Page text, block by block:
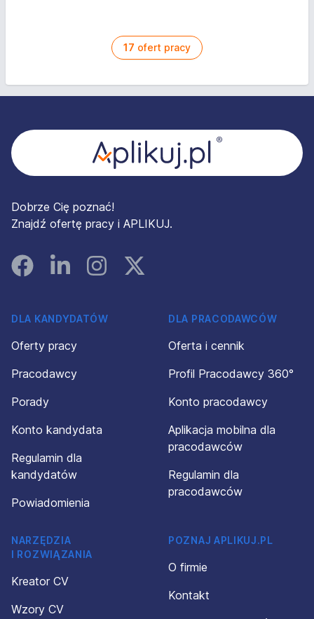
17 ofert pracy
Dobrze Cię poznać!
Znajdź ofertę pracy i APLIKUJ.
FacebookLinked InInstagramInstagram
DLA KANDYDATÓW
Oferty pracy
Pracodawcy
Porady
Konto kandydata
Regulamin dla
kandydatów
Powiadomienia
DLA PRACODAWCÓW
Oferta i cennik
Profil Pracodawcy 360°
Konto pracodawcy
Aplikacja mobilna dla
pracodawców
Regulamin dla
pracodawców
NARZĘDZIA
I ROZWIĄZANIA
Kreator CV
Wzory CV
POZNAJ APLIKUJ.PL
O firmie
Kontakt